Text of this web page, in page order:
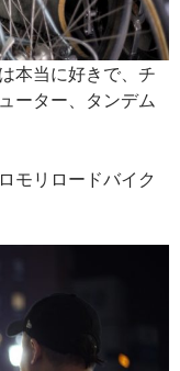
本当に好きで、チ
ーター、タンデム
モリロードバイク